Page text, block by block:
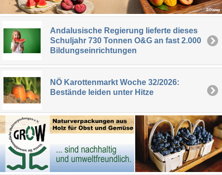
Andalusische Regierung lieferte dieses
Schuljahr 730 Tonnen O&G an fast 2.000
Bildungseinrichtungen
NÖ Karottenmarkt Woche 32/2026:
Bestände leiden unter Hitze